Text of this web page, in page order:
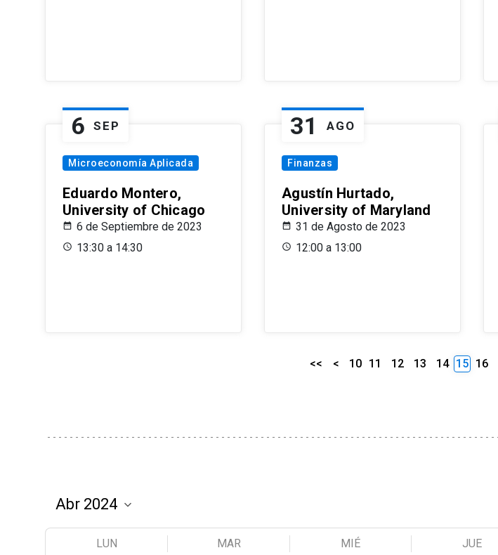
6 SEP
Microeconomía Aplicada
Eduardo Montero,
University of Chicago
6 de Septiembre de 2023
13:30 a 14:30
31 AGO
Finanzas
Agustín Hurtado,
University of Maryland
31 de Agosto de 2023
12:00 a 13:00
<< < 10 11 12 13 14 15 16
LUN MAR MIÉ JUE